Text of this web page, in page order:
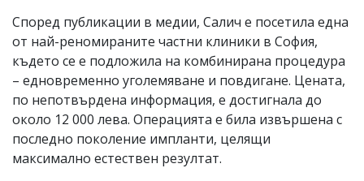
Според публикации в медии, Салич е посетила една
от най-реномираните частни клиники в София,
където се е подложила на комбинирана процедура
– едновременно уголемяване и повдигане. Цената,
по непотвърдена информация, е достигнала до
около 12 000 лева. Операцията е била извършена с
последно поколение импланти, целящи
максимално естествен резултат.